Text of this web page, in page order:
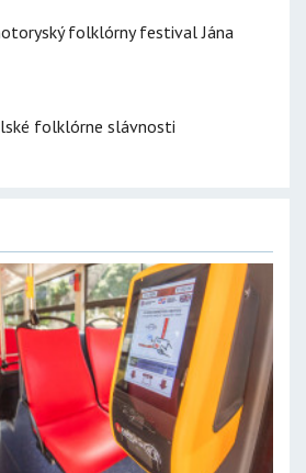
folklórny festival Jána
folklórne slávnosti